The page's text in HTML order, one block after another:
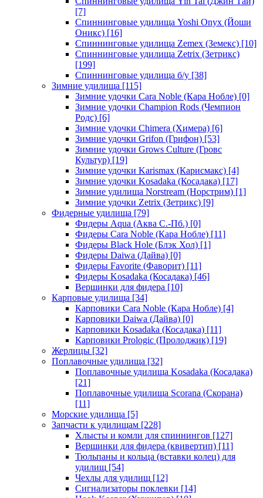
[7]
Спиннинговые удилища Yoshi Onyx (Йоши
Оникс) [16]
Спиннинговые удилища Zemex (Земекс) [10]
Спиннинговые удилища Zetrix (Зетрикс)
[199]
Спиннинговые удилища б/у [38]
Зимние удилища [115]
Зимние удочки Cara Noble (Кара Нобле) [0]
Зимние удочки Champion Rods (Чемпион
Родс) [6]
Зимние удочки Chimera (Химера) [6]
Зимние удочки Grifon (Грифон) [53]
Зимние удочки Grows Culture (Гровс
Культур) [19]
Зимние удочки Karismax (Карисмакс) [4]
Зимние удочки Kosadaka (Косадака) [17]
Зимние удилища Norstream (Норстрим) [1]
Зимние удочки Zetrix (Зетрикс) [9]
Фидерные удилища [79]
Фидеры Aqua (Аква С.-Пб.) [0]
Фидеры Cara Noble (Кара Нобле) [11]
Фидеры Black Hole (Блэк Хол) [1]
Фидеры Daiwa (Дайва) [0]
Фидеры Favorite (Фаворит) [11]
Фидеры Kosadaka (Косадака) [46]
Вершинки для фидера [10]
Карповые удилища [34]
Карповики Cara Noble (Кара Нобле) [4]
Карповики Daiwa (Дайва) [0]
Карповики Kosadaka (Косадака) [11]
Карповики Prologic (Пролоджик) [19]
Жерлицы [32]
Поплавочные удилища [32]
Поплавочные удилища Kosadaka (Косадака)
[21]
Поплавочные удилища Scorana (Скорана)
[11]
Морские удилища [5]
Запчасти к удилищам [228]
Хлысты и комли для спиннингов [127]
Вершинки для фидера (квивертип) [11]
Тюльпаны и кольца (вставки колец) для
удилищ [54]
Чехлы для удилищ [12]
Сигнализаторы поклевки [14]